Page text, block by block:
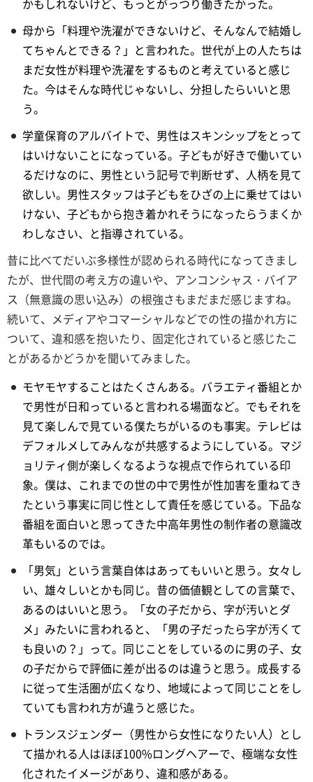
かもしれないけど、もっとがっつり働きたかった。
母から「料理や洗濯ができないけど、そんなんで結婚し
てちゃんとできる？」と言われた。世代が上の人たちは
まだ女性が料理や洗濯をするものと考えていると感じ
た。今はそんな時代じゃないし、分担したらいいと思
う。
学童保育のアルバイトで、男性はスキンシップをとって
はいけないことになっている。子どもが好きで働いてい
るだけなのに、男性という記号で判断せず、人柄を見て
欲しい。男性スタッフは子どもをひざの上に乗せてはい
けない、子どもから抱き着かれそうになったらうまくか
わしなさい、と指導されている。
昔に比べてだいぶ多様性が認められる時代になってきまし
たが、世代間の考え方の違いや、アンコンシャス・バイア
ス（無意識の思い込み）の根強さもまだまだ感じますね。
続いて、メディアやコマーシャルなどでの性の描かれ方に
ついて、違和感を抱いたり、固定化されていると感じたこ
とがあるかどうかを聞いてみました。
モヤモヤすることはたくさんある。バラエティ番組とか
で男性が日和っていると言われる場面など。でもそれを
見て楽しんで見ている僕たちがいるのも事実。テレビは
デフォルメしてみんなが共感するようにしている。マジ
ョリティ側が楽しくなるような視点で作られている印
象。僕は、これまでの世の中で男性が性加害を重ねてき
たという事実に同じ性として責任を感じている。下品な
番組を面白いと思ってきた中高年男性の制作者の意識改
革もいるのでは。
「男気」という言葉自体はあってもいいと思う。女々し
い、雄々しいとかも同じ。昔の価値観としての言葉で、
あるのはいいと思う。「女の子だから、字が汚いとダ
メ」みたいに言われると、「男の子だったら字が汚くて
も良いの？」って。同じことをしているのに男の子、女
の子だからで評価に差が出るのは違うと思う。成長する
に従って生活圏が広くなり、地域によって同じことをし
ていても言われ方が違うと感じた。
トランスジェンダー（男性から女性になりたい人）とし
て描かれる人はほぼ100%ロングヘアーで、極端な女性
化されたイメージがあり、違和感がある。